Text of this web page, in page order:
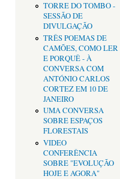
TORRE DO TOMBO -
SESSÃO DE
DIVULGAÇÃO
TRÊS POEMAS DE
CAMÕES, COMO LER
E PORQUÊ - À
CONVERSA COM
ANTÓNIO CARLOS
CORTEZ EM 10 DE
JANEIRO
UMA CONVERSA
SOBRE ESPAÇOS
FLORESTAIS
VIDEO
CONFERÊNCIA
SOBRE "EVOLUÇÃO
HOJE E AGORA"